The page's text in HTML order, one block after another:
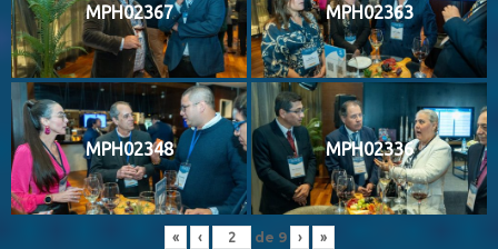
MPH02367 MPH02363
MPH02348 MPH02336
« ‹ de 9 › »